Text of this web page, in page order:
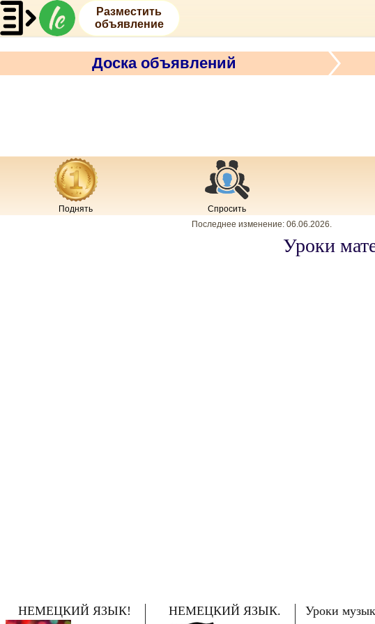
Разместить
объявление
Доска объявлений
Поднять Спросить
Последнее изменение: 06.06.2026.
Уроки
НЕМЕЦКИЙ ЯЗЫК! НЕМЕЦКИЙ ЯЗЫК.
Уроки